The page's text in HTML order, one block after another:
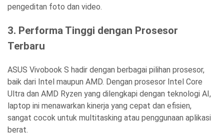
pengeditan foto dan video.
3. Performa Tinggi dengan Prosesor
Terbaru
ASUS Vivobook S hadir dengan berbagai pilihan prosesor,
baik dari Intel maupun AMD. Dengan prosesor Intel Core
Ultra dan AMD Ryzen yang dilengkapi dengan teknologi AI,
laptop ini menawarkan kinerja yang cepat dan efisien,
sangat cocok untuk multitasking atau penggunaan aplikasi
berat.